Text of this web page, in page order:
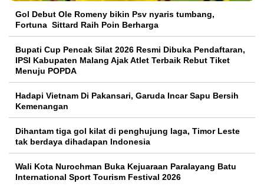
Gol Debut Ole Romeny bikin Psv nyaris tumbang,
Fortuna Sittard Raih Poin Berharga
Bupati Cup Pencak Silat 2026 Resmi Dibuka Pendaftaran,
IPSI Kabupaten Malang Ajak Atlet Terbaik Rebut Tiket
Menuju POPDA
Hadapi Vietnam Di Pakansari, Garuda Incar Sapu Bersih
Kemenangan
Dihantam tiga gol kilat di penghujung laga, Timor Leste
tak berdaya dihadapan Indonesia
Wali Kota Nurochman Buka Kejuaraan Paralayang Batu
International Sport Tourism Festival 2026